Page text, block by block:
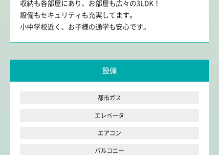
収納も各部屋にあり、お部屋も広々の3LDK！
設備もセキュリティも充実してます。
小中学校近く、お子様の通学も安心です。
設備
都市ガス
エレベータ
エアコン
バルコニー